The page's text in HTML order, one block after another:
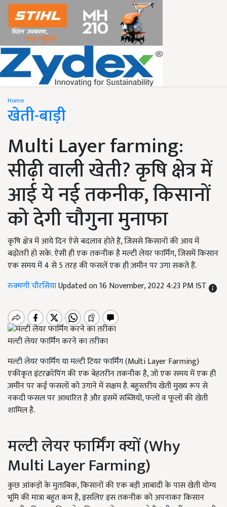
Home
खेती-बाड़ी
Multi Layer farming:
सीढ़ी वाली खेती? कृषि क्षेत्र में
आई ये नई तकनीक, किसानों
को देगी चौगुना मुनाफा
कृषि क्षेत्र में आये दिन ऐसे बदलाव होते हैं, जिससे किसानों की आय में
बढ़ोतरी हो सके. ऐसी ही एक तकनीक है मल्टी लेयर फार्मिंग, जिसमें किसान
एक समय में 4 से 5 तरह की फसलें एक ही ज़मीन पर उगा सकते हैं.
रुक्मणी चौरसियाUpdated on 16 November, 2022 4:23 PM IST
मल्टी लेयर फार्मिंग करने का तरीका
मल्टी लेयर फार्मिंग या मल्टी टियर फार्मिंग (Multi Layer Farming)
एकीकृत इंटरक्रॉपिंग की एक बेहतरीन तकनीक है, जो एक समय में एक ही
ज़मीन पर कई फसलों को उगाने में सक्षम है. बहुस्तरीय खेती मुख्य रूप से
नकदी फसल पर आधारित है और इसमें सब्जियों, फलों व फूलों की खेती
शामिल है.
मल्टी लेयर फार्मिंग क्यों (Why
Multi Layer Farming)
कुछ आंकड़ों के मुताबिक, किसानों की एक बड़ी आबादी के पास खेती योग्य
भूमि की मात्रा बहुत कम है, इसलिए इस तकनीक को अपनाकर किसान